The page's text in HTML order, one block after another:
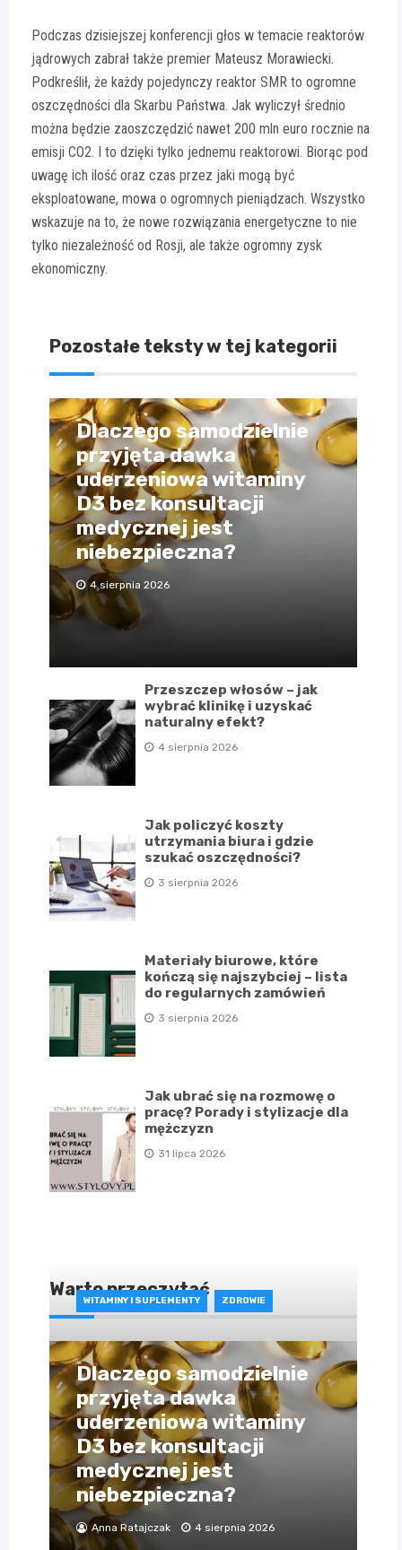
Podczas dzisiejszej konferencji głos w temacie reaktorów
jądrowych zabrał także premier Mateusz Morawiecki.
Podkreślił, że każdy pojedynczy reaktor SMR to ogromne
oszczędności dla Skarbu Państwa. Jak wyliczył średnio
można będzie zaoszczędzić nawet 200 mln euro rocznie na
emisji CO2. I to dzięki tylko jednemu reaktorowi. Biorąc pod
uwagę ich ilość oraz czas przez jaki mogą być
eksploatowane, mowa o ogromnych pieniądzach. Wszystko
wskazuje na to, że nowe rozwiązania energetyczne to nie
tylko niezależność od Rosji, ale także ogromny zysk
ekonomiczny.
Pozostałe teksty w tej kategorii
Dlaczego samodzielnie
przyjęta dawka
uderzeniowa witaminy
D3 bez konsultacji
medycznej jest
niebezpieczna?
4 sierpnia 2026
Przeszczep włosów – jak
wybrać klinikę i uzyskać
naturalny efekt?
4 sierpnia 2026
Jak policzyć koszty
utrzymania biura i gdzie
szukać oszczędności?
3 sierpnia 2026
Materiały biurowe, które
kończą się najszybciej – lista
do regularnych zamówień
3 sierpnia 2026
Jak ubrać się na rozmowę o
pracę? Porady i stylizacje dla
mężczyzn
31 lipca 2026
Warto przeczytać
WITAMINY I SUPLEMENTY ZDROWIE
Dlaczego samodzielnie
przyjęta dawka
uderzeniowa witaminy
D3 bez konsultacji
medycznej jest
niebezpieczna?
Anna Ratajczak 4 sierpnia 2026